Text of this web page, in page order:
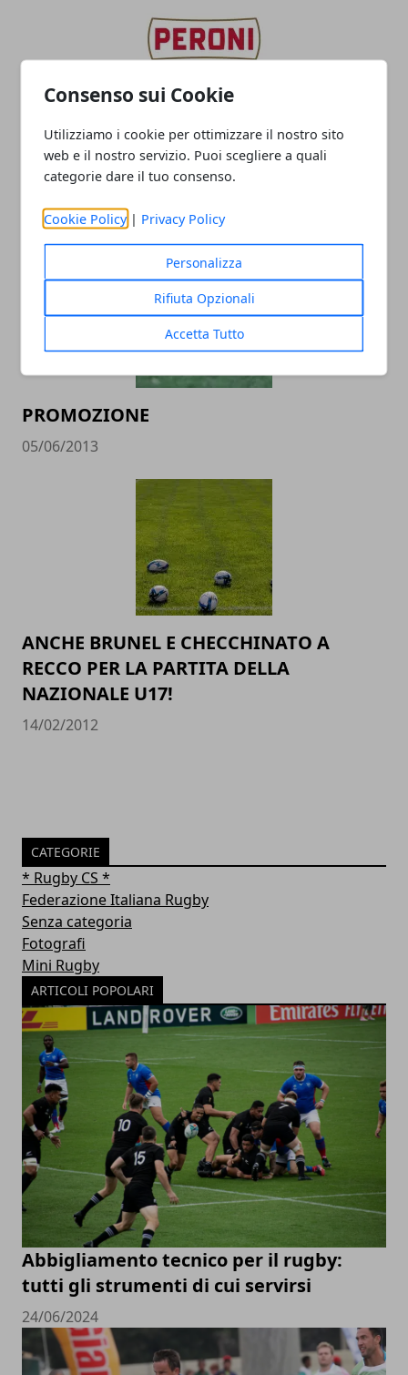
Consenso sui Cookie
Utilizziamo i cookie per ottimizzare il nostro sito
web e il nostro servizio. Puoi scegliere a quali
categorie dare il tuo consenso.
Cookie Policy | Privacy Policy
Personalizza
Rifiuta Opzionali
Accetta Tutto
PERONI TOP10, VALORUGBY EMILIA v
SITAV LYONS SOSPESA PER NEBBIA
29/01/2022
PROMOZIONE
05/06/2013
ANCHE BRUNEL E CHECCHINATO A
RECCO PER LA PARTITA DELLA
NAZIONALE U17!
14/02/2012
CATEGORIE
* Rugby CS *
Federazione Italiana Rugby
Senza categoria
Fotografi
Mini Rugby
ARTICOLI POPOLARI
Abbigliamento tecnico per il rugby:
tutti gli strumenti di cui servirsi
24/06/2024